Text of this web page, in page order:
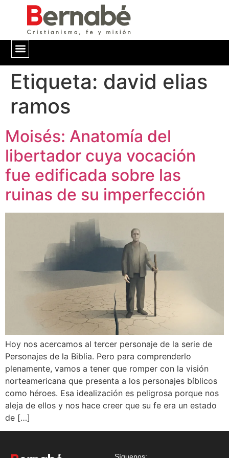
Etiqueta: david elias
ramos
Moisés: Anatomía del
libertador cuya vocación
fue edificada sobre las
ruinas de su imperfección
Hoy nos acercamos al tercer personaje de la serie de
Personajes de la Biblia. Pero para comprenderlo
plenamente, vamos a tener que romper con la visión
norteamericana que presenta a los personajes bíblicos
como héroes. Esa idealización es peligrosa porque nos
aleja de ellos y nos hace creer que su fe era un estado
de […]